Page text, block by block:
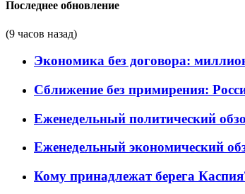
Последнее обновление
(9 часов назад)
Экономика без договора:
Сближение без примирения:
Еженедельный политический
Еженедельный экономический
Кому принадлежат берега